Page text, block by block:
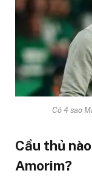
Có 4 sao
Cầu thủ
Amorim?